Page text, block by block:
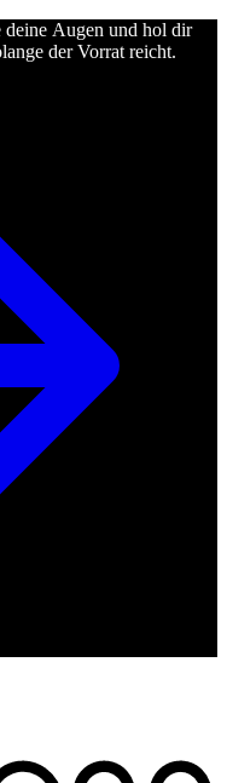
deine Augen und hol dir
der Vorrat reicht.